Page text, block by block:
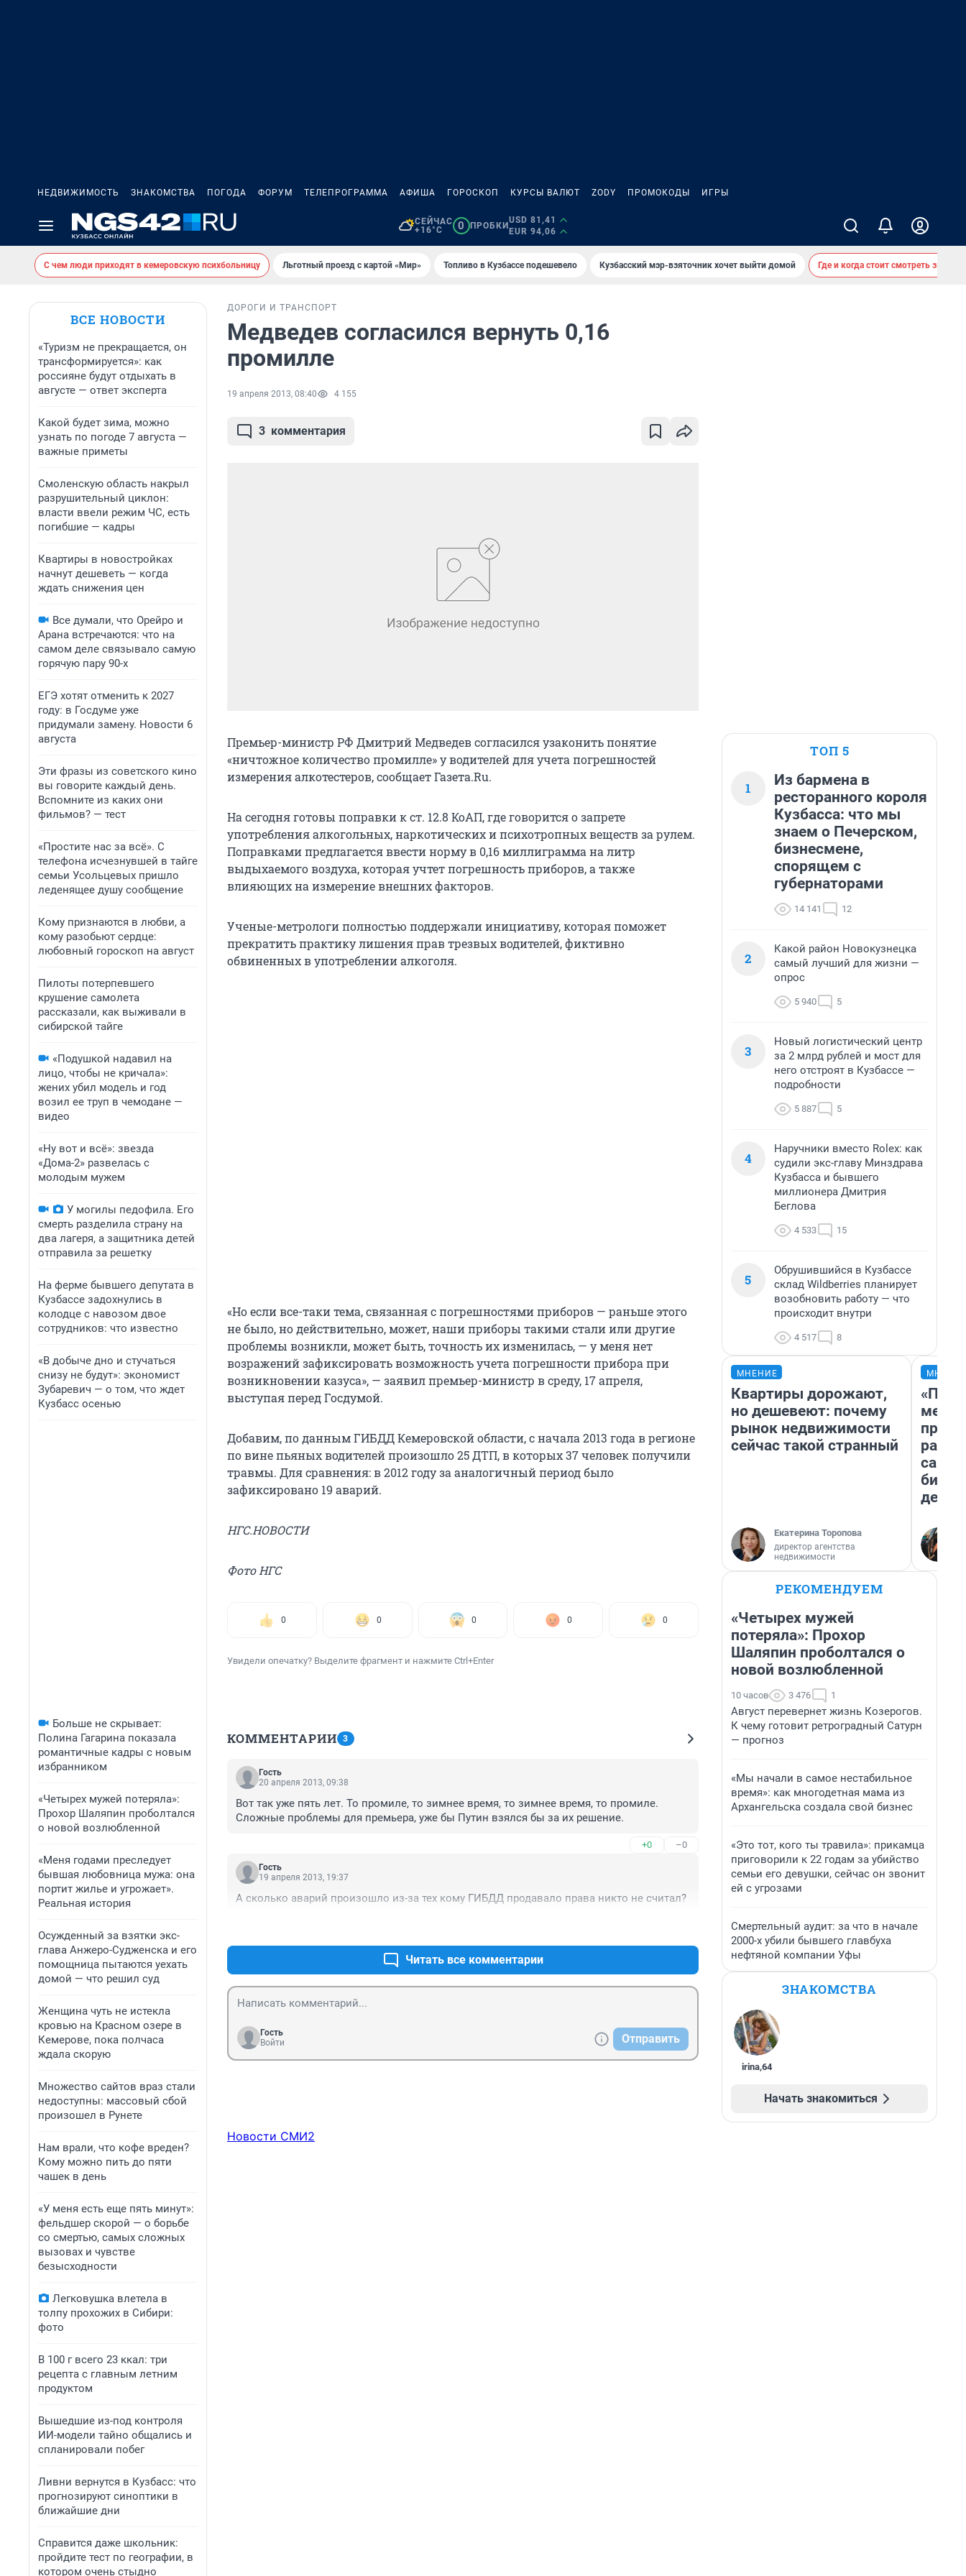
НЕДВИЖИМОСТЬ ЗНАКОМСТВА ПОГОДА ФОРУМ ТЕЛЕПРОГРАММА АФИША ГОРОСКОП КУРСЫ ВАЛЮТ ZODY ПРОМОКОДЫ ИГРЫ
СЕЙЧАС
+16°C
0 ПРОБКИ
USD 81,41
EUR 94,06
С чем люди приходят в кемеровскую психбольницу Льготный проезд с картой «Мир» Топливо в Кузбассе подешевело Кузбасский мэр-взяточник хочет выйти домой Где и когда стоит смотреть
ВСЕ НОВОСТИ
«Туризм не прекращается, он
трансформируется»: как
россияне будут отдыхать в
августе — ответ эксперта
Какой будет зима, можно
узнать по погоде 7 августа —
важные приметы
Смоленскую область накрыл
разрушительный циклон:
власти ввели режим ЧС, есть
погибшие — кадры
Квартиры в новостройках
начнут дешеветь — когда
ждать снижения цен
Все думали, что Орейро и
Арана встречаются: что на
самом деле связывало самую
горячую пару 90-х
ЕГЭ хотят отменить к 2027
году: в Госдуме уже
придумали замену. Новости 6
августа
Эти фразы из советского кино
вы говорите каждый день.
Вспомните из каких они
фильмов? — тест
«Простите нас за всё». С
телефона исчезнувшей в тайге
семьи Усольцевых пришло
леденящее душу сообщение
Кому признаются в любви, а
кому разобьют сердце:
любовный гороскоп на август
Пилоты потерпевшего
крушение самолета
рассказали, как выживали в
сибирской тайге
«Подушкой надавил на
лицо, чтобы не кричала»:
жених убил модель и год
возил ее труп в чемодане —
видео
«Ну вот и всё»: звезда
«Дома-2» развелась с
молодым мужем
У могилы педофила. Его
смерть разделила страну на
два лагеря, а защитника детей
отправила за решетку
На ферме бывшего депутата в
Кузбассе задохнулись в
колодце с навозом двое
сотрудников: что известно
«В добыче дно и стучаться
снизу не будут»: экономист
Зубаревич — о том, что ждет
Кузбасс осенью
Больше не скрывает:
Полина Гагарина показала
романтичные кадры с новым
избранником
«Четырех мужей потеряла»:
Прохор Шаляпин проболтался
о новой возлюбленной
«Меня годами преследует
бывшая любовница мужа: она
портит жилье и угрожает».
Реальная история
Осужденный за взятки экс-
глава Анжеро-Судженска и его
помощница пытаются уехать
домой — что решил суд
Женщина чуть не истекла
кровью на Красном озере в
Кемерове, пока полчаса
ждала скорую
Множество сайтов враз стали
недоступны: массовый сбой
произошел в Рунете
Нам врали, что кофе вреден?
Кому можно пить до пяти
чашек в день
«У меня есть еще пять минут»:
фельдшер скорой — о борьбе
со смертью, самых сложных
вызовах и чувстве
безысходности
Легковушка влетела в
толпу прохожих в Сибири:
фото
В 100 г всего 23 ккал: три
рецепта с главным летним
продуктом
Вышедшие из-под контроля
ИИ-модели тайно общались и
спланировали побег
Ливни вернутся в Кузбасс: что
прогнозируют синоптики в
ближайшие дни
Справится даже школьник:
пройдите тест по географии, в
котором очень стыдно
ДОРОГИ И ТРАНСПОРТ
Медведев согласился вернуть 0,16
промилле
19 апреля 2013, 08:40 4 155
3 комментария
Премьер-министр РФ Дмитрий Медведев согласился узаконить понятие
«ничтожное количество промилле» у водителей для учета погрешностей
измерения алкотестеров, сообщает Газета.Ru.
На сегодня готовы поправки к ст. 12.8 КоАП, где говорится о запрете
употребления алкогольных, наркотических и психотропных веществ за рулем.
Поправками предлагается ввести норму в 0,16 миллиграмма на литр
выдыхаемого воздуха, которая учтет погрешность приборов, а также
влияющих на измерение внешних факторов.
Ученые-метрологи полностью поддержали инициативу, которая поможет
прекратить практику лишения прав трезвых водителей, фиктивно
обвиненных в употреблении алкоголя.
«Но если все-таки тема, связанная с погрешностями приборов — раньше этого
не было, но действительно, может, наши приборы такими стали или другие
проблемы возникли, может быть, точность их изменилась, — у меня нет
возражений зафиксировать возможность учета погрешности прибора при
возникновении казуса», — заявил премьер-министр в среду, 17 апреля,
выступая перед Госдумой.
Добавим, по данным ГИБДД Кемеровской области, с начала 2013 года в регионе
по вине пьяных водителей произошло 25 ДТП, в которых 37 человек получили
травмы. Для сравнения: в 2012 году за аналогичный период было
зафиксировано 19 аварий.
НГС.НОВОСТИ
Фото НГС
0 0 0 0 0
Увидели опечатку? Выделите фрагмент и нажмите Ctrl+Enter
КОММЕНТАРИИ 3
Гость
20 апреля 2013, 09:38
Вот так уже пять лет. То промиле, то зимнее время, то зимнее время, то промиле.
Сложные проблемы для премьера, уже бы Путин взялся бы за их решение.
+0 –0
Гость
19 апреля 2013, 19:37
А сколько аварий произошло из-за тех кому ГИБДД продавало права никто не считал?
Читать все комментарии
Гость
Войти
Отправить
Новости СМИ2
ТОП 5
1
Из бармена в
ресторанного короля
Кузбасса: что мы
знаем о Печерском,
бизнесмене,
спорящем с
губернаторами
14 141 12
2
Какой район Новокузнецка
самый лучший для жизни —
опрос
5 940 5
3
Новый логистический центр
за 2 млрд рублей и мост для
него отстроят в Кузбассе —
подробности
5 887 5
4
Наручники вместо Rolex: как
судили экс-главу Минздрава
Кузбасса и бывшего
миллионера Дмитрия
Беглова
4 533 15
5
Обрушившийся в Кузбассе
склад Wildberries планирует
возобновить работу — что
происходит внутри
4 517 8
МНЕНИЕ
Квартиры дорожают,
но дешевеют: почему
рынок недвижимости
сейчас такой странный
Екатерина Торопова
директор агентства
недвижимости
РЕКОМЕНДУЕМ
«Четырех мужей
потеряла»: Прохор
Шаляпин проболтался о
новой возлюбленной
10 часов 3 476 1
Август перевернет жизнь Козерогов.
К чему готовит ретроградный Сатурн
— прогноз
«Мы начали в самое нестабильное
время»: как многодетная мама из
Архангельска создала свой бизнес
«Это тот, кого ты травила»: прикамца
приговорили к 22 годам за убийство
семьи его девушки, сейчас он звонит
ей с угрозами
Смертельный аудит: за что в начале
2000-х убили бывшего главбуха
нефтяной компании Уфы
ЗНАКОМСТВА
irina,64
Начать знакомиться